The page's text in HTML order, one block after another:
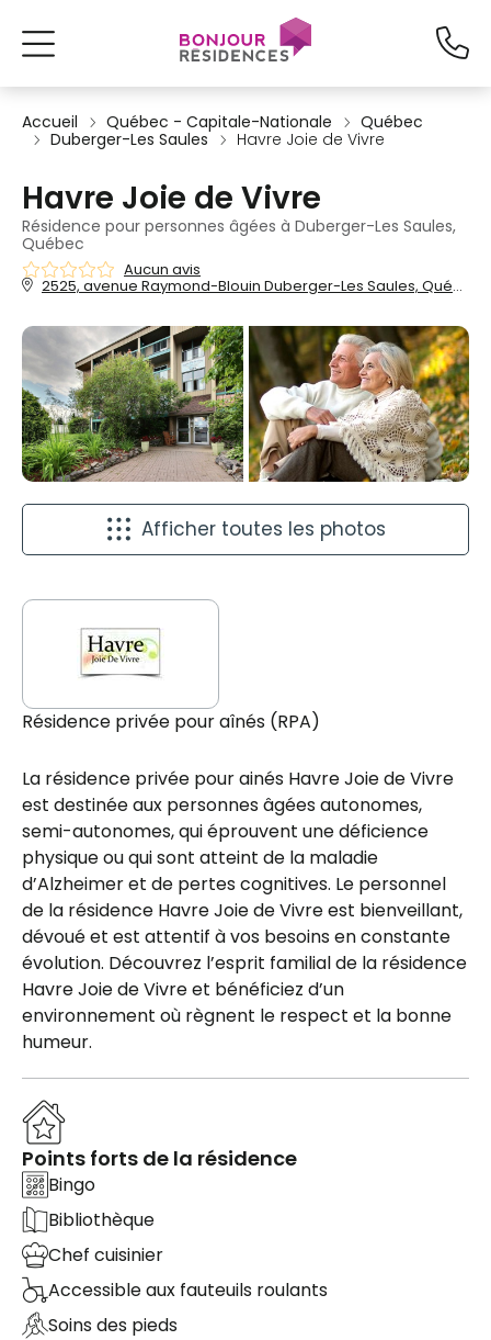
Accueil Québec - Capitale-Nationale
Québec
Duberger-Les Saules
Havre Joie de Vivre
Havre Joie de Vivre
Résidence pour personnes âgées à Duberger-Les Saules,
Québec
Aucun avis
2525, avenue Raymond-Blouin Duberger-Les Saules, Québec, QC, G1M 3J9
Afficher toutes les photos
Résidence privée pour aînés (RPA)
La résidence privée pour ainés Havre Joie de Vivre
est destinée aux personnes âgées autonomes,
semi-autonomes, qui éprouvent une déficience
physique ou qui sont atteint de la maladie
d’Alzheimer et de pertes cognitives. Le personnel
de la résidence Havre Joie de Vivre est bienveillant,
dévoué et est attentif à vos besoins en constante
évolution. Découvrez l’esprit familial de la résidence
Havre Joie de Vivre et bénéficiez d’un
environnement où règnent le respect et la bonne
humeur.
Points forts de la résidence
Bingo
Bibliothèque
Chef cuisinier
Accessible aux fauteuils roulants
Soins des pieds